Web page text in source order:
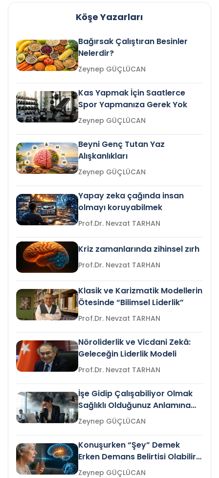
Köşe Yazarları
Bağırsak Çalıştıran Besinler
Nelerdir?
Zeynep GÜÇLÜCAN
Kas Yapmak İçin Saatlerce
Spor Yapmanıza Gerek Yok
Zeynep GÜÇLÜCAN
Beyni Genç Tutan Yaz
Alışkanlıkları
Zeynep GÜÇLÜCAN
Yapay zeka çağında insan
olmayı koruyabilmek
Prof.Dr. Nevzat TARHAN
Kriz zamanlarında zihinsel zırh
Prof.Dr. Nevzat TARHAN
Klasik ve Karizmatik Modellerin
Ötesinde “Bilimsel Liderlik”
Prof.Dr. Nevzat TARHAN
Nöroliderlik ve Vicdani Zekâ:
Geleceğin Liderlik Modeli
Prof.Dr. Nevzat TARHAN
İşe Gidip Çalışabiliyor Olmak
Sağlıklı Olduğunuz Anlamına
Gelir mi?Zeynep GÜÇLÜCAN
Konuşurken “Şey” Demek
Erken Demans Belirtisi Olabilir
mi?
Zeynep GÜÇLÜCAN